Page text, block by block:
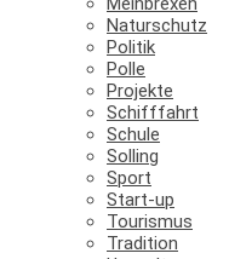
Naturschutz
Politik
Polle
Projekte
Schifffahrt
Schule
Solling
Sport
Start-up
Tourismus
Tradition